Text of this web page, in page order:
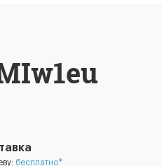
бесплатно*